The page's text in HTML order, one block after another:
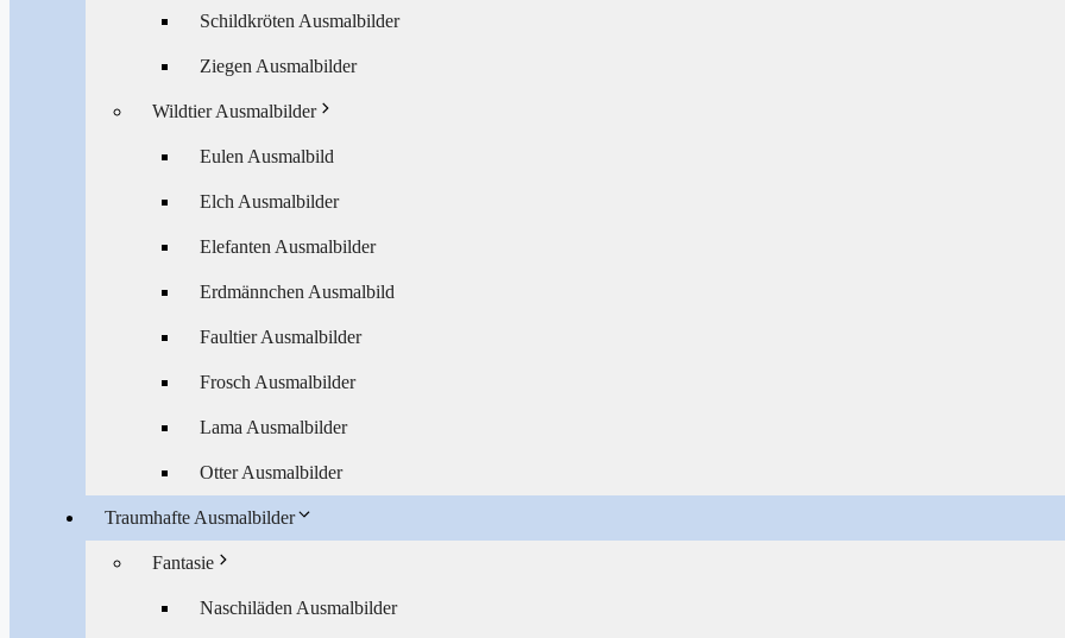
Schildkröten Ausmalbilder
Ziegen Ausmalbilder
Wildtier Ausmalbilder
Eulen Ausmalbild
Elch Ausmalbilder
Elefanten Ausmalbilder
Erdmännchen Ausmalbild
Faultier Ausmalbilder
Frosch Ausmalbilder
Lama Ausmalbilder
Otter Ausmalbilder
Traumhafte Ausmalbilder
Fantasie
Naschiläden Ausmalbilder